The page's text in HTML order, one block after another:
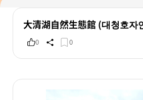
大清湖自然生態館 (대청호자
0 0